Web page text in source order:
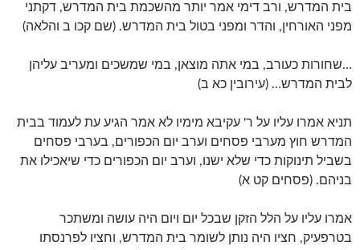
בית המדרש, ורב דימי אמר יותר מהשכמת בית המדרש, דקתני
מפני האורחין, והדר ומפני בטול בית המדרש. (שם קכו ב והלאה)
…שחורות כעורב, במי אתה מוצאן, במי שמשכים ומעריב עליהן
לבית המדרש… (עירובין כא ב)
תניא אמרו עליו על ר' עקיבא מימיו לא אמר הגיע עת לעמוד בבית
המדרש חוץ מערבי פסחים וערב יום הכפורים, בערבי פסחים
בשביל תינוקות כדי שלא ישנו, וערב יום הכפורים כדי שיאכילו את
בניהם. (פסחים קט א)
אמרו עליו על הלל הזקן שבכל יום ויום היה עושה ומשתכר
בטרפעיק, חציו היה נותן לשומר בית המדרש, וחציו לפרנסתו